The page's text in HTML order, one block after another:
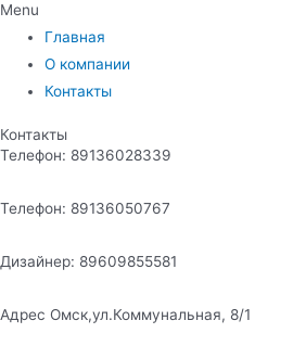
Menu
Главная
О компании
Контакты
Контакты
Телефон: 89136028339
Телефон: 89136050767
Дизайнер: 89609855581
Адрес Омск,ул.Коммунальная, 8/1